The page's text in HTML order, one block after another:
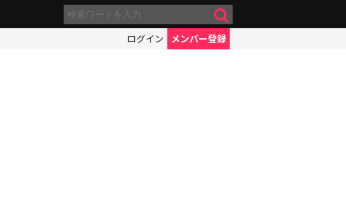
ログイン メンバー登録